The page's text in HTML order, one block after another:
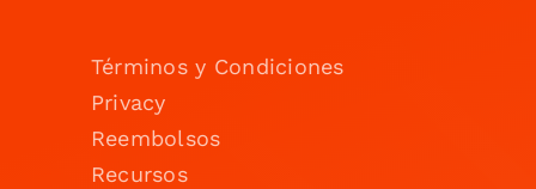
Términos y Condiciones
Privacy
Reembolsos
Recursos